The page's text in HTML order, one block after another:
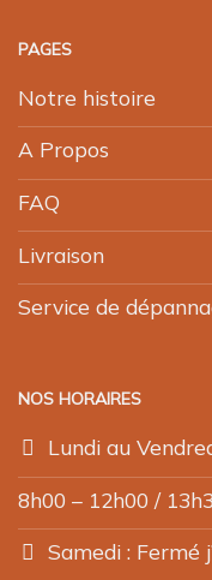
PAGES
Notre histoire
A Propos
FAQ
Livraison
Service de
NOS HORAIRES
Lundi au
8h00 – 12h00 /
Samedi : Fermé